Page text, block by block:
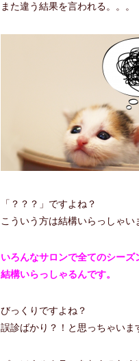
また違う結果を言われる。。。
「？？？」ですよね？
こういう方は結構いらっしゃい
いろんなサロンで全てのシー
結構いらっしゃるんです。
びっくりですよね？
誤診ばかり？！と思っちゃいま